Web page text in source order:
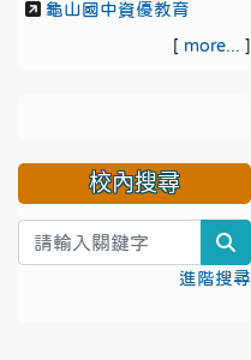
龜山國中資優教育
[ more... ]
校內搜尋
進階搜尋